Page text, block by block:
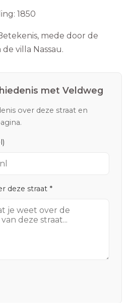
1850
mede door de
villa Nassau.
met Veldweg
over deze straat en
deze straat *